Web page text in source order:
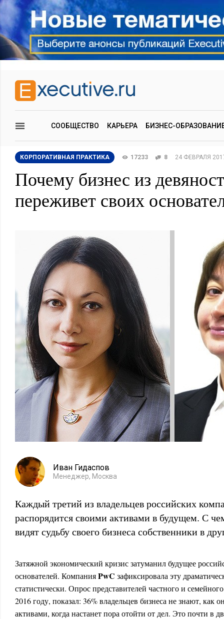
СООБЩЕСТВО КАРЬЕРА БИЗНЕС-
КОРПОРАТИВНАЯ ПРАКТИКА 17233 8 24 ФЕВРАЛЯ
Почему бизнес из
переживет своих
Иван Гидаспов
Менеджер, Москва
Каждый третий из владельцев российских
распорядится своими активами в будущем. С
видят судьбу своего бизнеса собственники в
Затяжной экономический кризис затуманил будущее
основателей. КомпанияPwC зафиксировала эту
статистически. Опрос представителей частного и
2016 году, показал: 36% владельцев бизнеса не знают, как
активами, когда настанет пора отойти от дел. Это почти в